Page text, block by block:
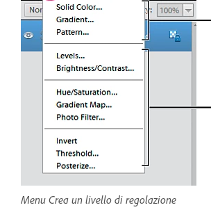
Menu Crea un livello di regolazione